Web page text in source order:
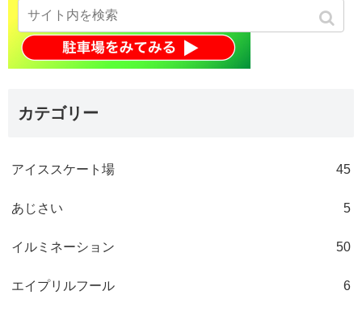
カテゴリー
アイススケート場 45
あじさい 5
イルミネーション 50
エイプリルフール 6